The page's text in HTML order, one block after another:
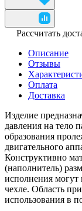
Рассчитать
Описание
Отзывы
Оплата
Доставка
Изделие
давления на тело
образования
двигательного
Конструктивно
(наполнитель)
исполнения могут
чехле. Область
использования в